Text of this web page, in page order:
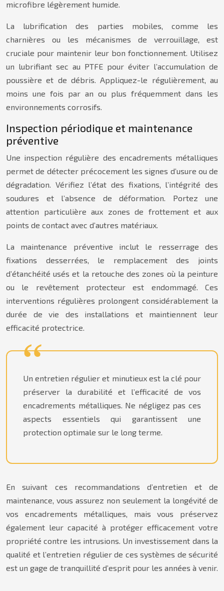
microfibre légèrement humide.
La lubrification des parties mobiles, comme les
charnières ou les mécanismes de verrouillage, est
cruciale pour maintenir leur bon fonctionnement. Utilisez
un lubrifiant sec au PTFE pour éviter l’accumulation de
poussière et de débris. Appliquez-le régulièrement, au
moins une fois par an ou plus fréquemment dans les
environnements corrosifs.
Inspection périodique et maintenance
préventive
Une inspection régulière des encadrements métalliques
permet de détecter précocement les signes d’usure ou de
dégradation. Vérifiez l’état des fixations, l’intégrité des
soudures et l’absence de déformation. Portez une
attention particulière aux zones de frottement et aux
points de contact avec d’autres matériaux.
La maintenance préventive inclut le resserrage des
fixations desserrées, le remplacement des joints
d’étanchéité usés et la retouche des zones où la peinture
ou le revêtement protecteur est endommagé. Ces
interventions régulières prolongent considérablement la
durée de vie des installations et maintiennent leur
efficacité protectrice.
Un entretien régulier et minutieux est la clé pour
préserver la durabilité et l’efficacité de vos
encadrements métalliques. Ne négligez pas ces
aspects essentiels qui garantissent une
protection optimale sur le long terme.
En suivant ces recommandations d’entretien et de
maintenance, vous assurez non seulement la longévité de
vos encadrements métalliques, mais vous préservez
également leur capacité à protéger efficacement votre
propriété contre les intrusions. Un investissement dans la
qualité et l’entretien régulier de ces systèmes de sécurité
est un gage de tranquillité d’esprit pour les années à venir.